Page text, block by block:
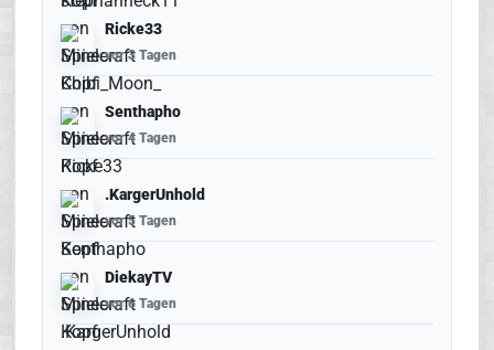
Ricke33
vor 3 Tagen
Senthapho
vor 4 Tagen
.KargerUnhold
vor 5 Tagen
DiekayTV
vor 6 Tagen